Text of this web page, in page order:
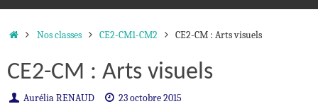
AccueilNos classes CE2-CM1-CM2 CE2-CM : Arts visuels
CE2-CM : Arts visuels
Aurélia RENAUD 23 octobre 2015